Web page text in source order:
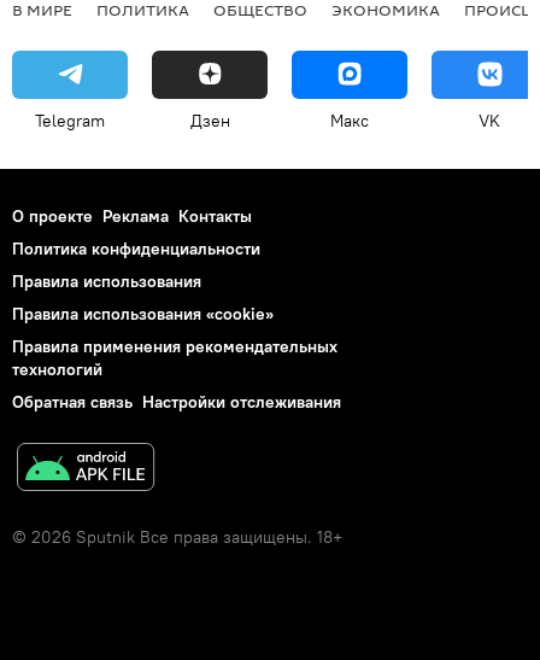
В МИРЕ ПОЛИТИКА ОБЩЕСТВО ЭКОНОМИКА
Telegram Дзен Макс VK
О проекте Реклама Контакты
Политика конфиденциальности
Правила использования
Правила использования «cookie»
Правила применения рекомендательных
технологий
Обратная связь Настройки отслеживания
© 2026 Sputnik Все права защищены. 18+